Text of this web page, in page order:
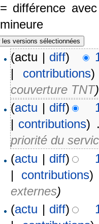
= différence
mineure
(actu | diff)
| contributions)
couverture TNT)
(actu | diff)
| contributions)
priorité du
(actu | diff)
| contributions)
externes)
(actu | diff)